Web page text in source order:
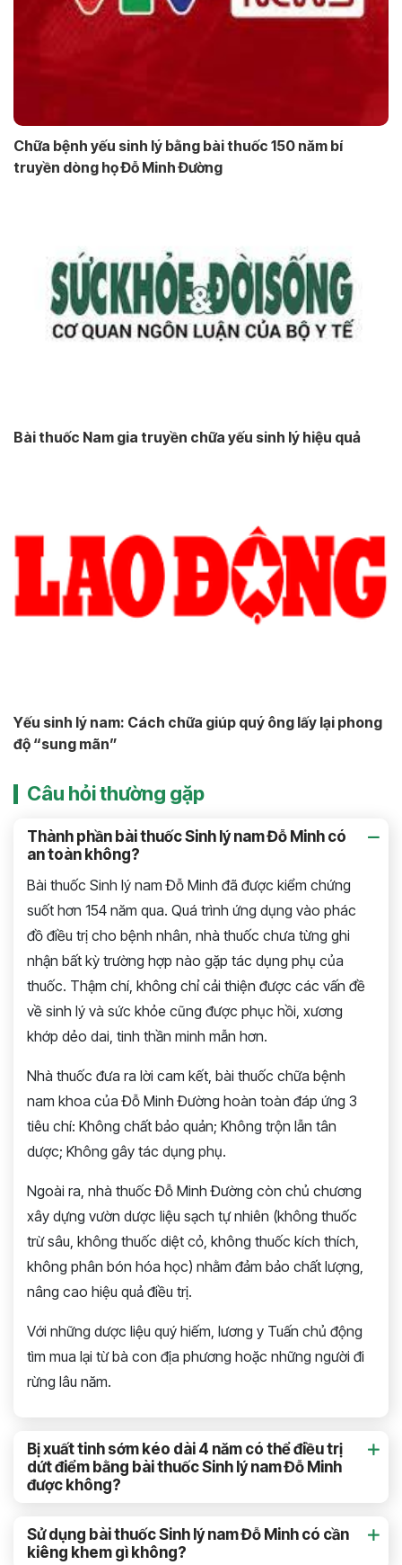
Chữa bệnh yếu sinh lý bằng bài thuốc 150 năm bí
truyền dòng họ Đỗ Minh Đường
Bài thuốc Nam gia truyền chữa yếu sinh lý hiệu quả
Yếu sinh lý nam: Cách chữa giúp quý ông lấy lại phong
độ “sung mãn”
Câu hỏi thường gặp
Thành phần bài thuốc Sinh lý nam Đỗ Minh có
an toàn không?
Bài thuốc Sinh lý nam Đỗ Minh đã được kiểm chứng
suốt hơn 154 năm qua. Quá trình ứng dụng vào phác
đồ điều trị cho bệnh nhân, nhà thuốc chưa từng ghi
nhận bất kỳ trường hợp nào gặp tác dụng phụ của
thuốc. Thậm chí, không chỉ cải thiện được các vấn đề
về sinh lý và sức khỏe cũng được phục hồi, xương
khớp dẻo dai, tinh thần minh mẫn hơn.
Nhà thuốc đưa ra lời cam kết, bài thuốc chữa bệnh
nam khoa của Đỗ Minh Đường hoàn toàn đáp ứng 3
tiêu chí: Không chất bảo quản; Không trộn lẫn tân
dược; Không gây tác dụng phụ.
Ngoài ra, nhà thuốc Đỗ Minh Đường còn chủ chương
xây dựng vườn dược liệu sạch tự nhiên (không thuốc
trừ sâu, không thuốc diệt cỏ, không thuốc kích thích,
không phân bón hóa học) nhằm đảm bảo chất lượng,
nâng cao hiệu quả điều trị.
Với những dược liệu quý hiếm, lương y Tuấn chủ động
tìm mua lại từ bà con địa phương hoặc những người đi
rừng lâu năm.
Bị xuất tinh sớm kéo dài 4 năm có thể điều trị
dứt điểm bằng bài thuốc Sinh lý nam Đỗ Minh
được không?
Sử dụng bài thuốc Sinh lý nam Đỗ Minh có cần
kiêng khem gì không?